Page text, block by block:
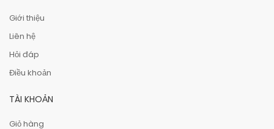
Giới thiệu
Liên hệ
Hỏi đáp
Điều khoản
TÀI KHOẢN
Giỏ hàng